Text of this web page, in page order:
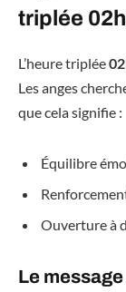
triplée
L’heure triplée
Les anges
que cela signifie :
Équilibre
Ouverture à
Le